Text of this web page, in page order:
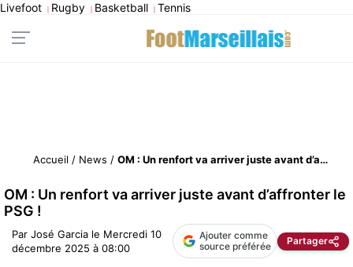
Livefoot | Rugby | Basketball | Tennis
Accueil / News / OM : Un renfort va arriver juste avant d’affronter le PSG !
OM : Un renfort va arriver juste avant d’affronter le
PSG !
Par José Garcia le Mercredi 10
décembre 2025 à 08:00
Ajouter comme
source préférée
Partager